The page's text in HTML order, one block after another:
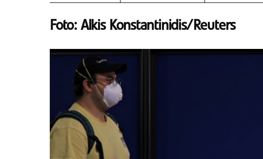
Foto: Alkis Konstantinidis/Reuters